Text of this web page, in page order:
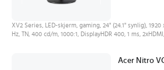
XV2 Series, LED-skjerm, gaming, 24" (24.1" synlig),
Hz, TN, 400 cd/m, 1000:1, DisplayHDR 400, 1 ms,
Acer Nitro